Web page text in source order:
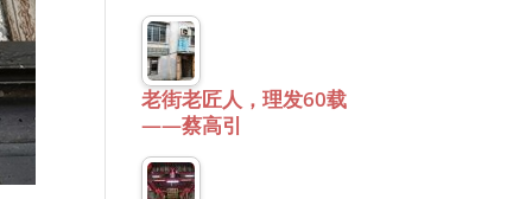
老街老匠人，理发60载
——蔡高引